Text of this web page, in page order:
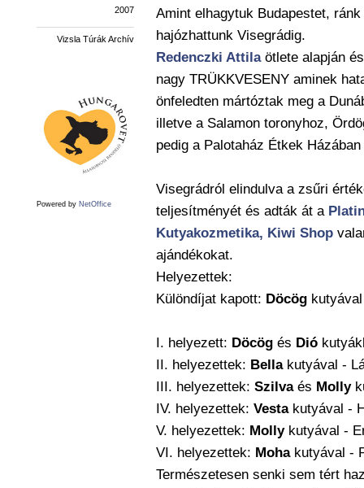
2007
Vizsla Túrák Archív
Powered by NetOffice
Amint elhagytuk Budapestet,
hajózhattunk Visegrádig.
Redenczki Attilaötlete alapján
nagy TRÜKKVESENY aminek
önfeledten mártóztak meg a
illetve a Salamon toronyhoz,
pedig a Palotaház Étkek
Visegrádról elindulva a zsűri
teljesítményét és adták át a
Kutyakozmetika, Kiwi Shop
ajándékokat.
Helyezettek:
Különdíjat kapott: Döcög
I. helyezett: Döcögés Dió
II. helyezettek: Bellakutyával -
III. helyezettek: Szilvaés Molly
IV. helyezettek: Vestakutyával -
V. helyezettek: Mollykutyával -
VI. helyezettek: Mohakutyával -
Természetesen senki sem tért